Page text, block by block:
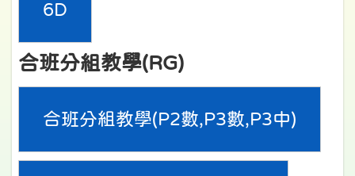
6D
合班分組教學(RG)
合班分組教學(P2數,P3數,P3中)